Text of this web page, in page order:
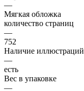
—
Мягкая обложка
количество страниц
—
752
Наличие иллюстраций
—
есть
Вес в упаковке
—